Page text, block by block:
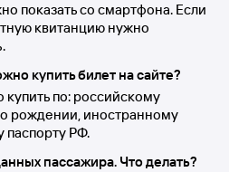
показать со смартфона. Если
квитанцию нужно
купить билет на сайте?
по: российскому
о рождении, иностранному
паспорту РФ.
пассажира. Что делать?